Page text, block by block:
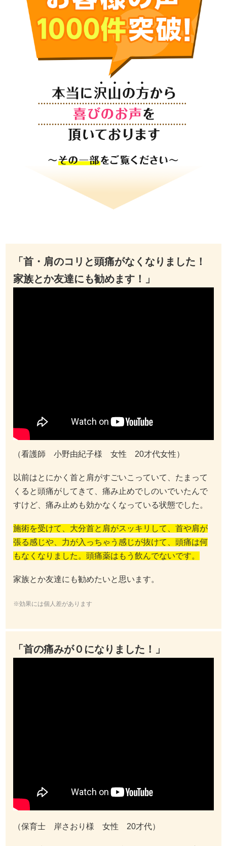
「首・肩のコリと頭痛がなくなりました！
家族とか友達にも勧めます！」
（看護師 小野由紀子様 女性 20才代女性）
以前はとにかく首と肩がすごいこっていて、たまって
くると頭痛がしてきて、痛み止めでしのいでいたんで
すけど、痛み止めも効かなくなっている状態でした。
施術を受けて、大分首と肩がスッキリして、首や肩が
張る感じや、力が入っちゃう感じが抜けて、頭痛は何
もなくなりました。頭痛薬はもう飲んでないです。
家族とか友達にも勧めたいと思います。
※効果には個人差があります
「首の痛みが０になりました！」
（保育士 岸さおり様 女性 20才代）